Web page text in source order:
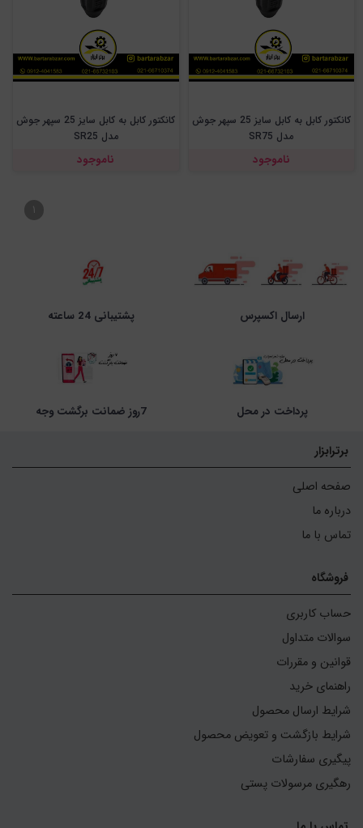
کانکتور کابل به کابل سایز 25 سپهر جوش
مدل SR75
ناموجود
کانکتور کابل به کابل سایز 25 سپهر جوش
مدل SR25
ناموجود
۱
ارسال اکسپرس پشتیبانی 24 ساعته
پرداخت در محل 7روز ضمانت برگشت وجه
برترابزار
صفحه اصلی
درباره ما
تماس با ما
فروشگاه
حساب کاربری
سوالات متداول
قوانین و مقررات
راهنمای خرید
شرایط ارسال محصول
شرایط بازگشت و تعویض محصول
پیگیری سفارشات
رهگیری مرسولات پستی